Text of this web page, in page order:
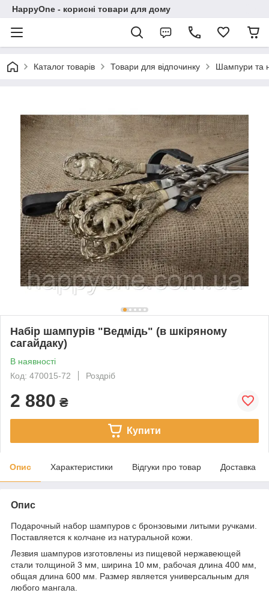
HappyOne - корисні товари для дому
Каталог товарів Товари для відпочинку Шампури та
Набір шампурів "Ведмідь" (в шкіряному
сагайдаку)
В наявності
Код: 470015-72
Роздріб
2 880 ₴
Купити
Опис Характеристики Відгуки про товар Доставка
Опис
Подарочный набор шампуров с бронзовыми литыми ручками.
Поставляется к колчане из натуральной кожи.
Лезвия шампуров изготовлены из пищевой нержавеющей
стали толщиной 3 мм, ширина 10 мм, рабочая длина 400 мм,
общая длина 600 мм. Размер является универсальным для
любого мангала.